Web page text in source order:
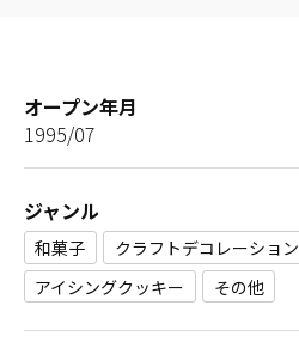
オープン年月
1995/07
ジャンル
和菓子 クラフトデコレーション
アイシングクッキー
その他